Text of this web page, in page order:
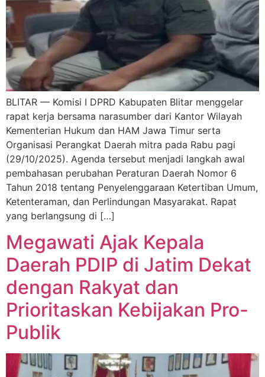
BLITAR — Komisi I DPRD Kabupaten Blitar menggelar
rapat kerja bersama narasumber dari Kantor Wilayah
Kementerian Hukum dan HAM Jawa Timur serta
Organisasi Perangkat Daerah mitra pada Rabu pagi
(29/10/2025). Agenda tersebut menjadi langkah awal
pembahasan perubahan Peraturan Daerah Nomor 6
Tahun 2018 tentang Penyelenggaraan Ketertiban Umum,
Ketenteraman, dan Perlindungan Masyarakat. Rapat
yang berlangsung di […]
Megawati Ajak Kepala
Daerah PDIP di Jatim Dekat
dengan Rakyat dan
Prioritaskan Kebijakan Pro-
Publik